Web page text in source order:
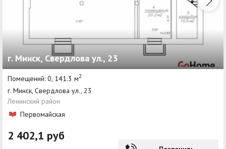
г. Минск, Свердлова ул., 23
Помещений: 0, 141.3 м2
г. Минск, Свердлова ул., 23
Ленинский район
Первомайская
2 402,1 руб